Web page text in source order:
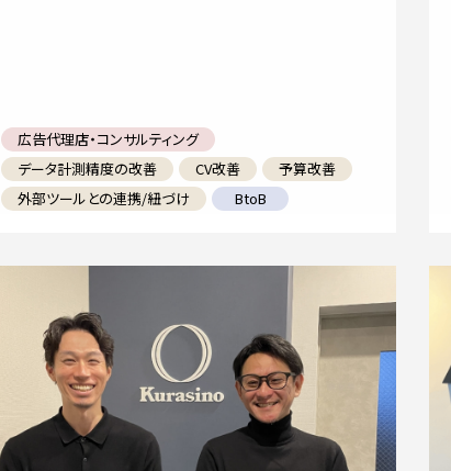
広告代理店・コンサルティング
データ計測精度の改善
CV改善
予算改善
外部ツールとの連携/紐づけ
BtoB